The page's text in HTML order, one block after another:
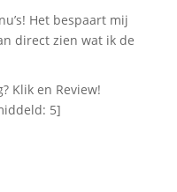
Het bespaart mij
direct zien wat ik de
Klik en Review!
5]